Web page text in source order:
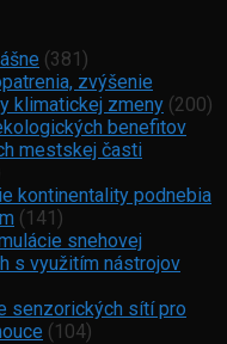
(381)
zvýšenie
klimatickej zmeny (200)
benefitov
mestskej časti
kontinentality podnebia
(141)
snehovej
s využitím nástrojov
senzorických sítí pro
(104)